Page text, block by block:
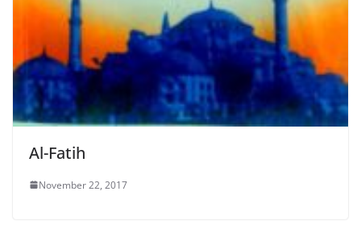
Al-Fatih
November 22, 2017